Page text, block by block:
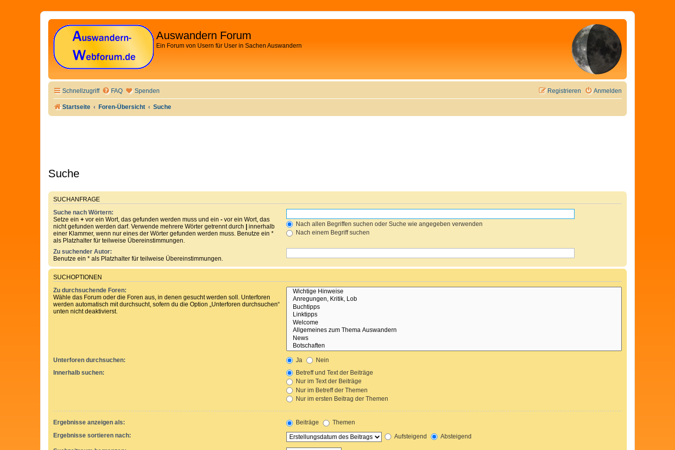
Auswandern Forum
Ein Forum von Usern für User in Sachen Auswandern
Schnellzugriff FAQ Spenden Anmelden
Registrieren
Startseite Foren-Übersicht Suche
Suche
SUCHANFRAGE
Suche nach Wörtern:
Setze ein + vor ein Wort, das gefunden werden muss und ein - vor ein Wort, das
nicht gefunden werden darf. Verwende mehrere Wörter getrennt durch
innerhalb
einer Klammer, wenn nur eines der Wörter gefunden werden muss. Benutze ein *
als Platzhalter für teilweise Übereinstimmungen.
Nach allen Begriffen suchen oder Suche wie angegeben verwenden
Nach einem Begriff suchen
Zu suchender Autor:
Benutze ein * als Platzhalter für teilweise Übereinstimmungen.
SUCHOPTIONEN
Zu durchsuchende Foren:
Wähle das Forum oder die Foren aus, in denen gesucht werden soll. Unterforen
werden automatisch mit durchsucht, sofern du die Option „Unterforen durchsuchen“
unten nicht deaktivierst.
Unterforen durchsuchen: Ja
Nein
Innerhalb suchen:
Betreff und Text der Beiträge
Nur im Text der Beiträge
Nur im Betreff der Themen
Nur im ersten Beitrag der Themen
Ergebnisse anzeigen als: Beiträge
Themen
Ergebnisse sortieren nach:
Aufsteigend Absteigend